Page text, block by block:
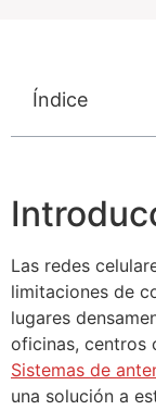
Índice
Las redes
limitaciones de
lugares
oficinas, centros
Sistemas de
una solución a